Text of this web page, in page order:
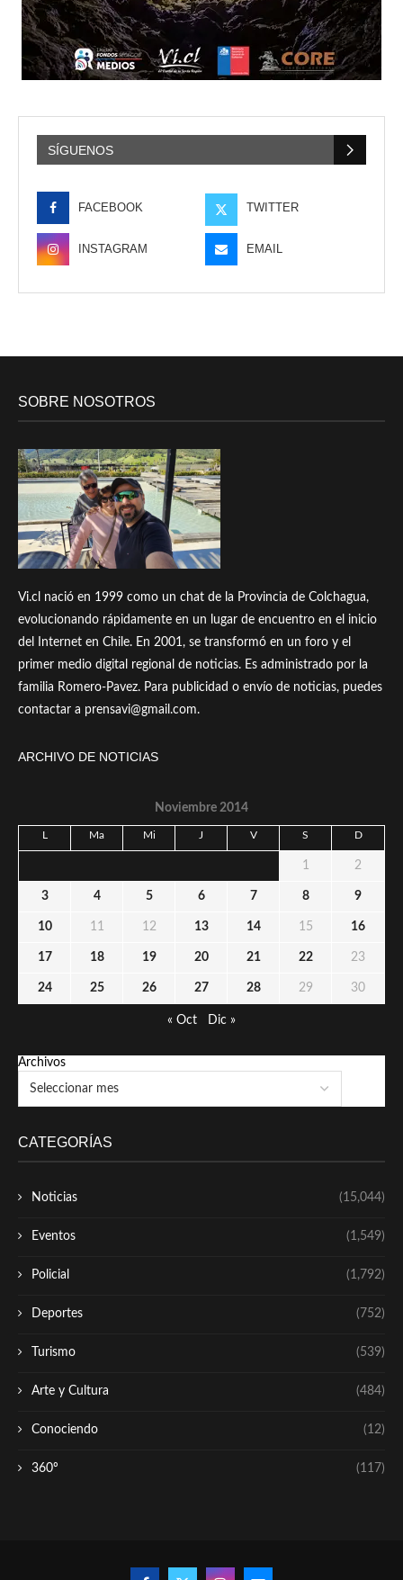
SÍGUENOS
FACEBOOK TWITTER
INSTAGRAM EMAIL
SOBRE NOSOTROS
Vi.cl nació en 1999 como un chat de la Provincia de Colchagua,
evolucionando rápidamente en un lugar de encuentro en el inicio
del Internet en Chile. En 2001, se transformó en un foro y el
primer medio digital regional de noticias. Es administrado por la
familia Romero-Pavez. Para publicidad o envío de noticias, puedes
contactar a prensavi@gmail.com.
ARCHIVO DE NOTICIAS
Noviembre 2014
L Ma Mi J V S D
1 2
3 4 5 6 7 8 9
10 11 12 13 14 15 16
17 18 19 20 21 22 23
24 25 26 27 28 29 30
« Oct Dic »
Archivos
CATEGORÍAS
Noticias (15,044)
Eventos (1,549)
Policial (1,792)
Deportes (752)
Turismo (539)
Arte y Cultura (484)
Conociendo (12)
360º (117)